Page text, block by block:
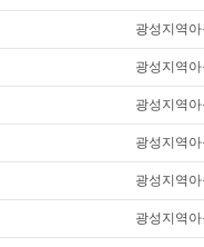
광성지역아
광성지역아
광성지역아
광성지역아
광성지역아
광성지역아